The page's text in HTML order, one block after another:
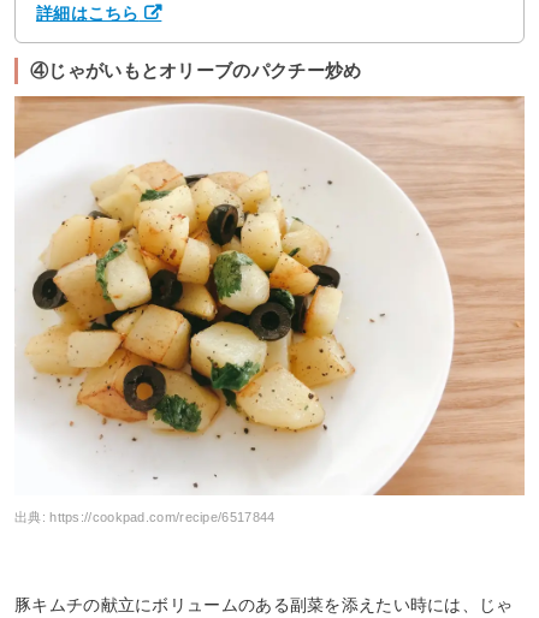
詳細はこちら
④じゃがいもとオリーブのパクチー炒め
出典:https://cookpad.com/recipe/6517844
豚キムチの献立にボリュームのある副菜を添えたい時には、じゃ